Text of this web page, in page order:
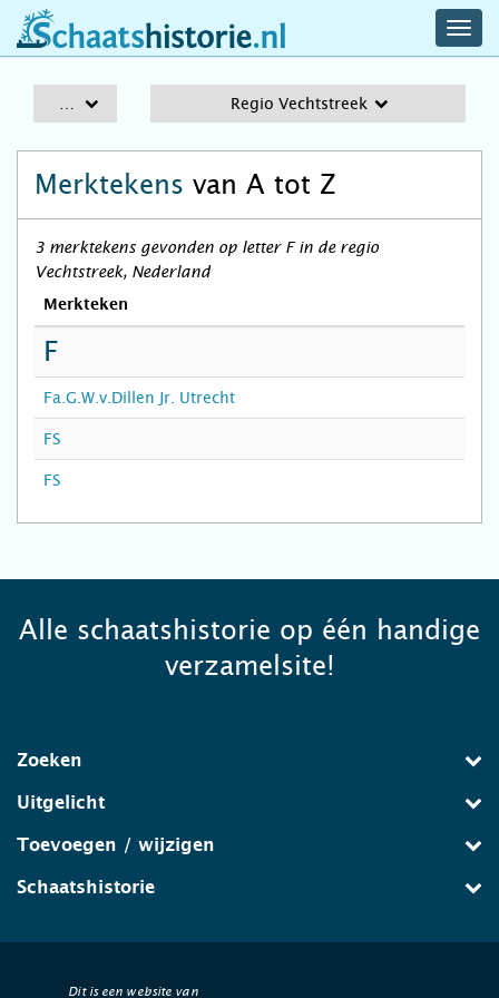
schaatshistorie.nl
Regio Vechtstreek
Merktekens van A tot Z
3 merktekens gevonden op letter F in de regio
Vechtstreek, Nederland
Merkteken
F
Fa.G.W.v.Dillen Jr. Utrecht
FS
FS
Alle schaatshistorie op één handige
verzamelsite!
Zoeken
Uitgelicht
Toevoegen / wijzigen
Schaatshistorie
Dit is een website van